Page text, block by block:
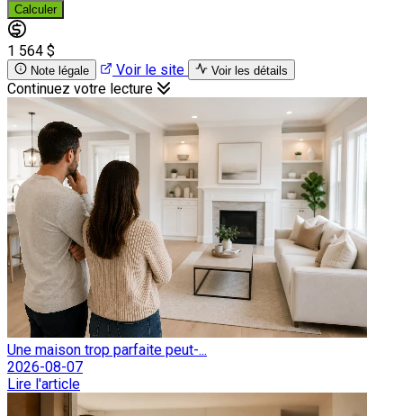
Calculer
1 564 $
Note légale Voir le site Voir les détails
Continuez votre lecture
Une maison trop parfaite peut-...
2026-08-07
Lire l'article